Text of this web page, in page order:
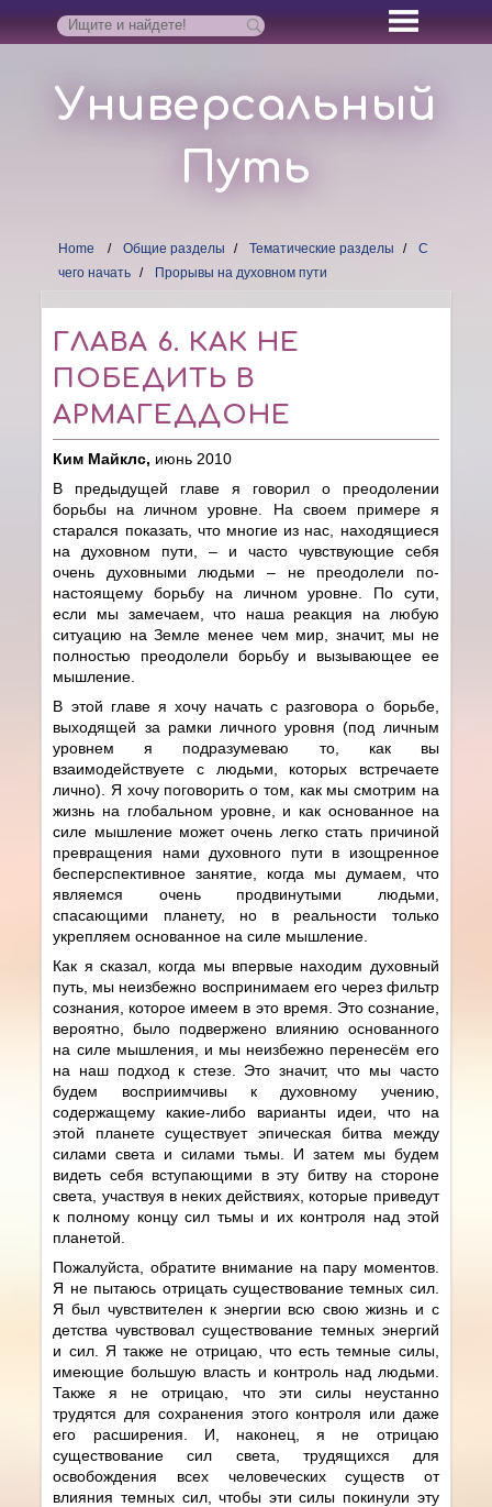
Универсальный
Путь
Home Общие разделы Тематические разделы
С
чего начать
Прорывы на духовном пути
ГЛАВА 6. КАК НЕ
ПОБЕДИТЬ В
АРМАГЕДДОНЕ
Ким Майклс, июнь 2010
В предыдущей главе я говорил о преодолении
борьбы на личном уровне. На своем примере я
старался показать, что многие из нас, находящиеся
на духовном пути, – и часто чувствующие себя
очень духовными людьми – не преодолели по-
настоящему борьбу на личном уровне. По сути,
если мы замечаем, что наша реакция на любую
ситуацию на Земле менее чем мир, значит, мы не
полностью преодолели борьбу и вызывающее ее
мышление.
В этой главе я хочу начать с разговора о борьбе,
выходящей за рамки личного уровня (под личным
уровнем я подразумеваю то, как вы
взаимодействуете с людьми, которых встречаете
лично). Я хочу поговорить о том, как мы смотрим на
жизнь на глобальном уровне, и как основанное на
силе мышление может очень легко стать причиной
превращения нами духовного пути в изощренное
бесперспективное занятие, когда мы думаем, что
являемся очень продвинутыми людьми,
спасающими планету, но в реальности только
укрепляем основанное на силе мышление.
Как я сказал, когда мы впервые находим духовный
путь, мы неизбежно воспринимаем его через фильтр
сознания, которое имеем в это время. Это сознание,
вероятно, было подвержено влиянию основанного
на силе мышления, и мы неизбежно перенесём его
на наш подход к стезе. Это значит, что мы часто
будем восприимчивы к духовному учению,
содержащему какие-либо варианты идеи, что на
этой планете существует эпическая битва между
силами света и силами тьмы. И затем мы будем
видеть себя вступающими в эту битву на стороне
света, участвуя в неких действиях, которые приведут
к полному концу сил тьмы и их контроля над этой
планетой.
Пожалуйста, обратите внимание на пару моментов.
Я не пытаюсь отрицать существование темных сил.
Я был чувствителен к энергии всю свою жизнь и с
детства чувствовал существование темных энергий
и сил. Я также не отрицаю, что есть темные силы,
имеющие большую власть и контроль над людьми.
Также я не отрицаю, что эти силы неустанно
трудятся для сохранения этого контроля или даже
его расширения. И, наконец, я не отрицаю
существование сил света, трудящихся для
освобождения всех человеческих существ от
влияния темных сил, чтобы эти силы покинули эту